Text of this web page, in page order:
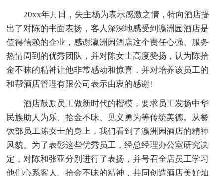
20xx年月日，失主杨为表示感激之情，特向酒店提
出了对陈的书面表扬，客人深深地感受到瀛洲园酒店是
值得信赖的企业，感谢瀛洲园酒店这个责任心强、服务
热情周到的优秀团队，并对陈女士高度赞扬，认为陈拾
金不昧的精神让他非常感动和惊喜，并对培养该员工的
和帮酒店管理有限公司表示由衷的感谢!
酒店鼓励员工做新时代的楷模，要求员工发扬中华
民族助人为乐、拾金不昧、见义勇为等传统美德。从餐
饮部员工陈女士的身上，我们看到了瀛洲园酒店的精神
风貌。为了表彰这些优秀员工，经总经理办公室研究决
定，对陈和张亚分别进行了表扬，并号召全店员工学习
他们心系客人、拾金不昧的精神，共同创造酒店美好灿